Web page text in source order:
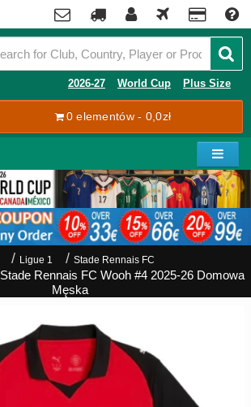
2026-27 World Cup Plus Size
0 elementów - 0,0zł
x
Ligue 1 Stade Rennais FC
Rennais FC Wooh #4 2025-26 Domowa
Męska